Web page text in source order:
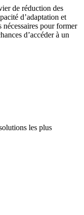
de réduction des
d’adaptation et
nécessaires pour former
d’accéder à un
les plus